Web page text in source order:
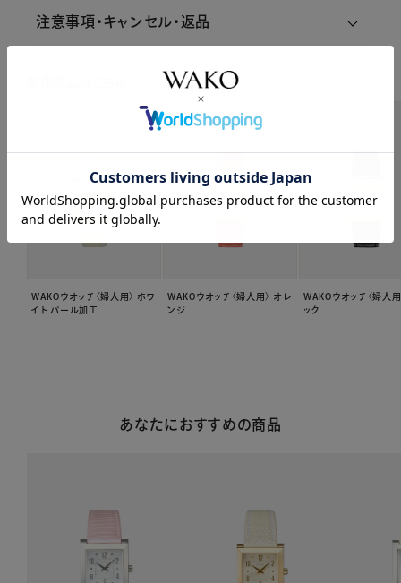
注意事項・キャンセル・返品
WAKOウオッチ〈婦人用〉 ホワ
イト パール加工
WAKOウオッチ〈婦人用〉 オレ
ンジ
WAKOウオッチ〈婦人用
ック
あなたにおすすめの商品